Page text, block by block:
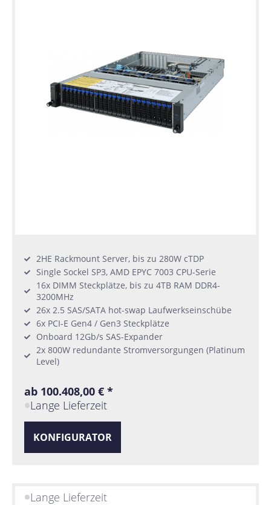
2HE Rackmount Server, bis zu 280W cTDP
Single Sockel SP3, AMD EPYC 7003 CPU-Serie
16x DIMM Steckplätze, bis zu 4TB RAM DDR4-
3200MHz
26x 2.5 SAS/SATA hot-swap Laufwerkseinschübe
6x PCI-E Gen4 / Gen3 Steckplätze
Onboard 12Gb/s SAS-Expander
2x 800W redundante Stromversorgungen (Platinum
Level)
ab 100.408,00 € *
Lange Lieferzeit
KONFIGURATOR
Lange Lieferzeit